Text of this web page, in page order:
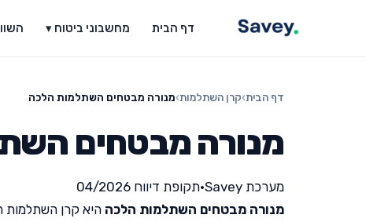
דף הבית מחשבוני ביטוח ▾
דף הבית›קרן השתלמות›מנורה מבטחים השתלמות הלכה
מנורה מבטחים
מערכת Savey •תקופת דיווח 04/2026
מנורה מבטחים השתלמות הלכה היא קרן השתלמות